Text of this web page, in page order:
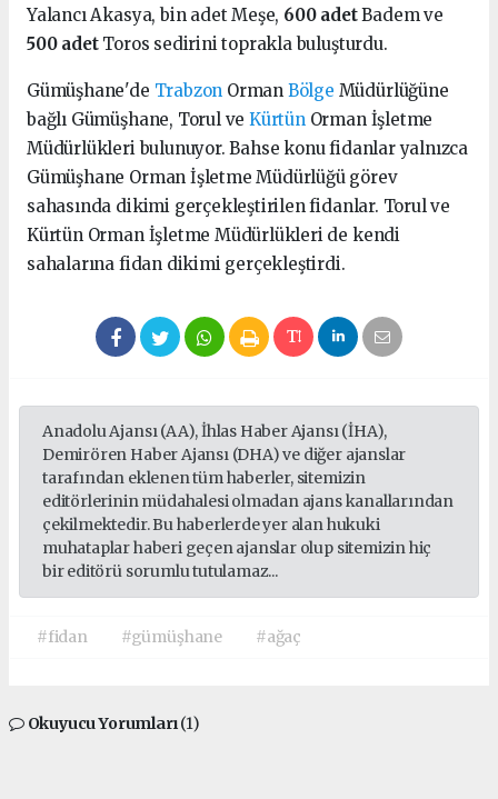
Yalancı Akasya, bin adet Meşe, 600 adetBadem ve
500 adetToros sedirini toprakla buluşturdu.
Gümüşhane'de Trabzon Orman Bölge Müdürlüğüne
bağlı Gümüşhane, Torul veKürtün Orman İşletme
Müdürlükleri bulunuyor. Bahse konu fidanlar yalnızca
Gümüşhane Orman İşletme Müdürlüğü görev
sahasında dikimi gerçekleştirilen fidanlar. Torul ve
Kürtün Orman İşletme Müdürlükleri de kendi
sahalarına fidan dikimi gerçekleştirdi.
Anadolu Ajansı (AA), İhlas Haber Ajansı (İHA),
Demirören Haber Ajansı (DHA) ve diğer ajanslar
tarafından eklenen tüm haberler, sitemizin
editörlerinin müdahalesi olmadan ajans kanallarından
çekilmektedir. Bu haberlerde yer alan hukuki
muhataplar haberi geçen ajanslar olup sitemizin hiç
bir editörü sorumlu tutulamaz...
#fidan #gümüşhane #ağaç
Okuyucu Yorumları(1)